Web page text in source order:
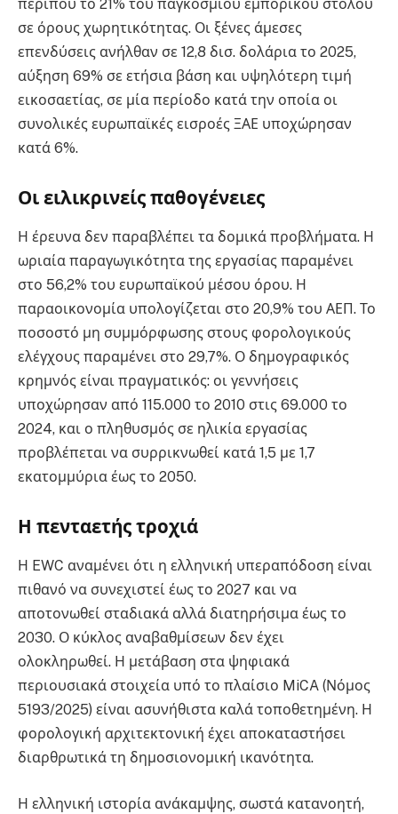
περίπου το 21% του παγκόσμιου εμπορικού στόλου
σε όρους χωρητικότητας. Οι ξένες άμεσες
επενδύσεις ανήλθαν σε 12,8 δισ. δολάρια το 2025,
αύξηση 69% σε ετήσια βάση και υψηλότερη τιμή
εικοσαετίας, σε μία περίοδο κατά την οποία οι
συνολικές ευρωπαϊκές εισροές ΞΑΕ υποχώρησαν
κατά 6%.
Οι ειλικρινείς παθογένειες
Η έρευνα δεν παραβλέπει τα δομικά προβλήματα. Η
ωριαία παραγωγικότητα της εργασίας παραμένει
στο 56,2% του ευρωπαϊκού μέσου όρου. Η
παραοικονομία υπολογίζεται στο 20,9% του ΑΕΠ. Το
ποσοστό μη συμμόρφωσης στους φορολογικούς
ελέγχους παραμένει στο 29,7%. Ο δημογραφικός
κρημνός είναι πραγματικός: οι γεννήσεις
υποχώρησαν από 115.000 το 2010 στις 69.000 το
2024, και ο πληθυσμός σε ηλικία εργασίας
προβλέπεται να συρρικνωθεί κατά 1,5 με 1,7
εκατομμύρια έως το 2050.
Η πενταετής τροχιά
Η EWC αναμένει ότι η ελληνική υπεραπόδοση είναι
πιθανό να συνεχιστεί έως το 2027 και να
αποτονωθεί σταδιακά αλλά διατηρήσιμα έως το
2030. Ο κύκλος αναβαθμίσεων δεν έχει
ολοκληρωθεί. Η μετάβαση στα ψηφιακά
περιουσιακά στοιχεία υπό το πλαίσιο MiCA (Νόμος
5193/2025) είναι ασυνήθιστα καλά τοποθετημένη. Η
φορολογική αρχιτεκτονική έχει αποκαταστήσει
διαρθρωτικά τη δημοσιονομική ικανότητα.
Η ελληνική ιστορία ανάκαμψης, σωστά κατανοητή,